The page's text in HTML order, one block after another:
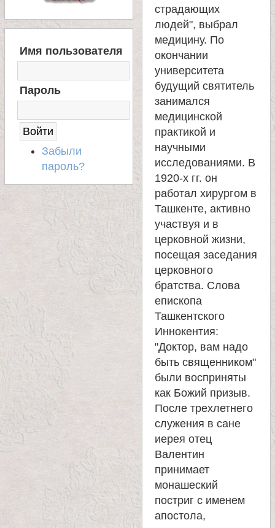
Д
С
Имя пользователя
Пароль
Забыли
пароль?
страдающих
людей", выбрал
медицину. По
окончании
университета
будущий святитель
занимался
медицинской
практикой и
научными
исследованиями. В
1920-х гг. он
работал хирургом в
Ташкенте, активно
участвуя и в
церковной жизни,
посещая заседания
церковного
братства. Слова
епископа
Ташкентского
Иннокентия:
"Доктор, вам надо
быть священником"
были восприняты
как Божий призыв.
После трехлетнего
служения в сане
иерея отец
Валентин
принимает
монашеский
постриг с именем
апостола,